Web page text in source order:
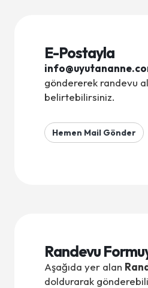
E-Postayla
göndererek randevu
belirtebilirsiniz.
Hemen Mail Gönder
Randevu
Aşağıda yer alan
doldurarak